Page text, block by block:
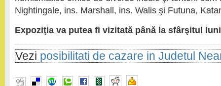
Nightingale, ins. Marshall, ins. Walis şi Futuna,
Expoziţia va putea fi vizitată până la sfârşitul
Vezi posibilitati de cazare in Judetul